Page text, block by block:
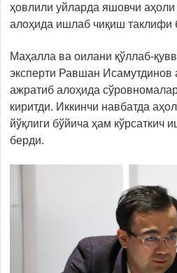
ҳовлили уйларда яшовчи аҳоли
алоҳида ишлаб чиқиш таклифи
Маҳалла ва оилани қўллаб-
эксперти Равшан Исамутдинов
ажратиб алоҳида
киритди. Иккинчи навбатда
йўқлиги бўйича ҳам кўрсаткич
берди.